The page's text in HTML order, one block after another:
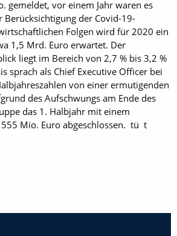
gemeldet, vor einem Jahr waren es
Berücksichtigung der Covid-19-
Folgen wird für 2020 ein
1,5 Mrd. Euro erwartet. Der
liegt im Bereich von 2,7 % bis 3,2 %
sprach als Chief Executive Officer bei
von einer ermutigenden
des Aufschwungs am Ende des
das 1. Halbjahr mit einem
Mio. Euro abgeschlossen. tü t